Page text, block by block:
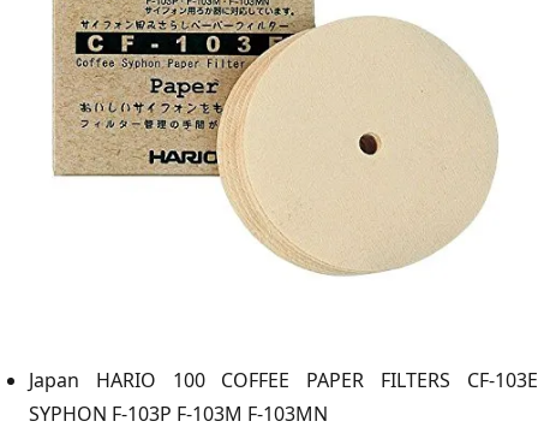
Japan HARIO 100 COFFEE PAPER FILTERS CF-103E
SYPHON F-103P F-103M F-103MN